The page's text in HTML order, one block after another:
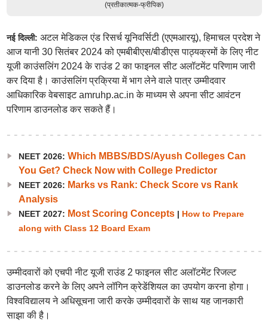
(प्रतीकात्मक-फ्रीपिक)
नई दिल्ली: अटल मेडिकल एंड रिसर्च यूनिवर्सिटी (एएमआरयू), हिमाचल प्रदेश ने
आज यानी 30 सितंबर 2024 को एमबीबीएस/बीडीएस पाठ्यक्रमों के लिए नीट
यूजी काउंसलिंग 2024 के राउंड 2 का फाइनल सीट अलॉटमेंट परिणाम जारी
कर दिया है। काउंसलिंग प्रक्रिया में भाग लेने वाले पात्र उम्मीदवार
आधिकारिक वेबसाइट amruhp.ac.in के माध्यम से अपना सीट आवंटन
परिणाम डाउनलोड कर सकते हैं।
NEET 2026: Which MBBS/BDS/Ayush Colleges Can
You Get? Check Now with College Predictor
NEET 2026: Marks vs Rank: Check Score vs Rank
Analysis
NEET 2027: Most Scoring Concepts| How to Prepare
along with Class 12 Board Exam
उम्मीदवारों को एचपी नीट यूजी राउंड 2 फाइनल सीट अलॉटमेंट रिजल्ट
डाउनलोड करने के लिए अपने लॉगिन क्रेडेंशियल का उपयोग करना होगा।
विश्वविद्यालय ने अधिसूचना जारी करके उम्मीदवारों के साथ यह जानकारी
साझा की है।